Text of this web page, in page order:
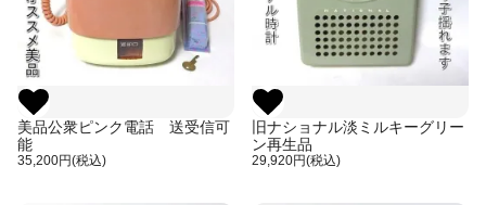
美品公衆ピンク電話 送受信可
能
35,200円(税込)
旧ナショナル淡ミルキーグリー
ン再生品
29,920円(税込)